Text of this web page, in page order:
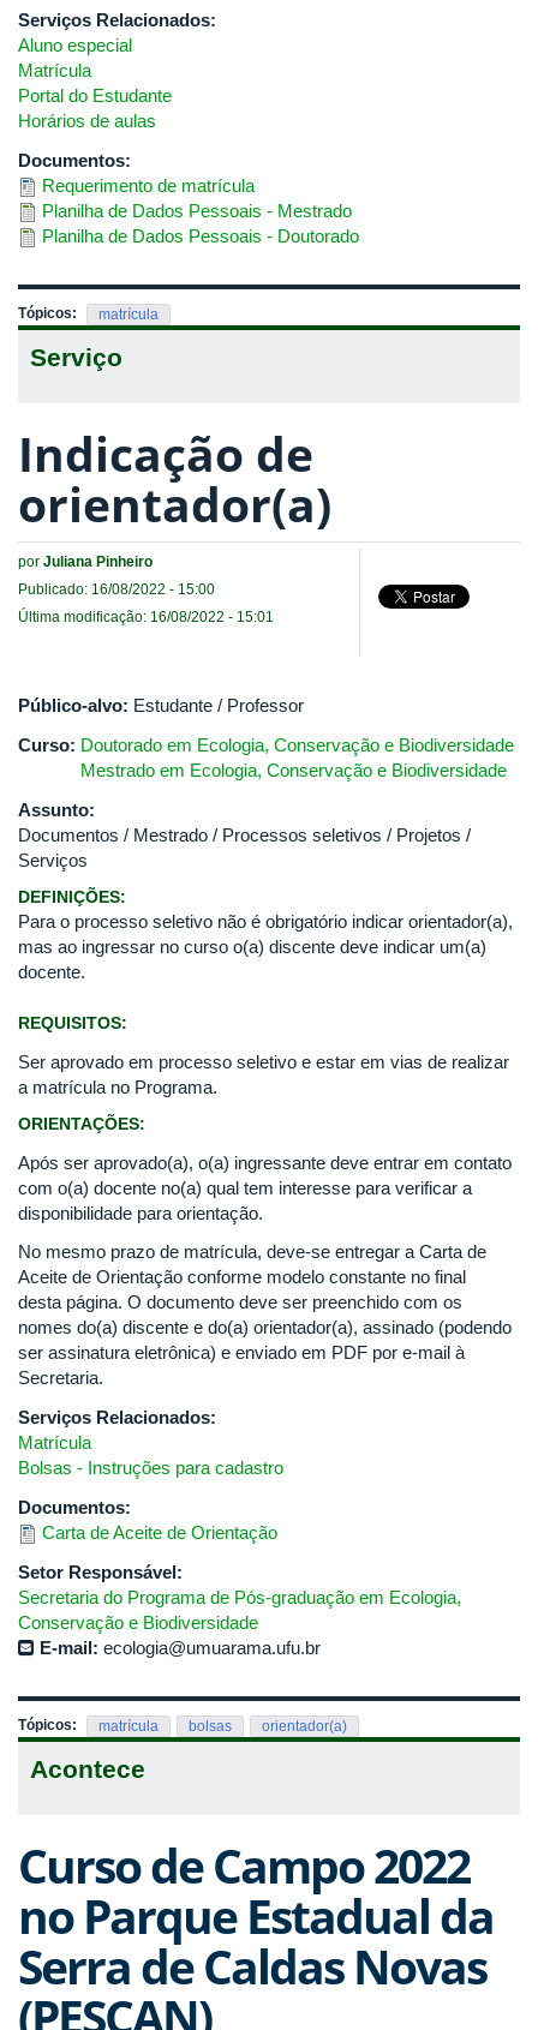
Serviços Relacionados:
Aluno especial
Matrícula
Portal do Estudante
Horários de aulas
Documentos:
Requerimento de matrícula
Planilha de Dados Pessoais - Mestrado
Planilha de Dados Pessoais - Doutorado
Tópicos: matrícula
Serviço
Indicação de
orientador(a)
por Juliana Pinheiro
Publicado: 16/08/2022 - 15:00
Última modificação: 16/08/2022 - 15:01
Público-alvo: Estudante / Professor
Curso: Doutorado em Ecologia, Conservação e Biodiversidade
Mestrado em Ecologia, Conservação e Biodiversidade
Assunto:
Documentos / Mestrado / Processos seletivos / Projetos /
Serviços
DEFINIÇÕES:
Para o processo seletivo não é obrigatório indicar orientador(a),
mas ao ingressar no curso o(a) discente deve indicar um(a)
docente.
REQUISITOS:
Ser aprovado em processo seletivo e estar em vias de realizar
a matrícula no Programa.
ORIENTAÇÕES:
Após ser aprovado(a), o(a) ingressante deve entrar em contato
com o(a) docente no(a) qual tem interesse para verificar a
disponibilidade para orientação.
No mesmo prazo de matrícula, deve-se entregar a Carta de
Aceite de Orientação conforme modelo constante no final
desta página. O documento deve ser preenchido com os
nomes do(a) discente e do(a) orientador(a), assinado (podendo
ser assinatura eletrônica) e enviado em PDF por e-mail à
Secretaria.
Serviços Relacionados:
Matrícula
Bolsas - Instruções para cadastro
Documentos:
Carta de Aceite de Orientação
Setor Responsável:
Secretaria do Programa de Pós-graduação em Ecologia,
Conservação e Biodiversidade
E-mail: ecologia@umuarama.ufu.br
Tópicos: matrícula bolsas orientador(a)
Acontece
Curso de Campo 2022
no Parque Estadual da
Serra de Caldas Novas
(PESCAN)